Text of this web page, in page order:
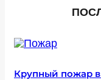
Крупный пожар